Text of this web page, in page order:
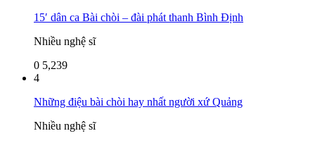
15′ dân ca Bài chòi – đài phát thanh Bình Định
Nhiều nghệ sĩ
0 5,239
4
Những điệu bài chòi hay nhất người xứ Quảng
Nhiều nghệ sĩ